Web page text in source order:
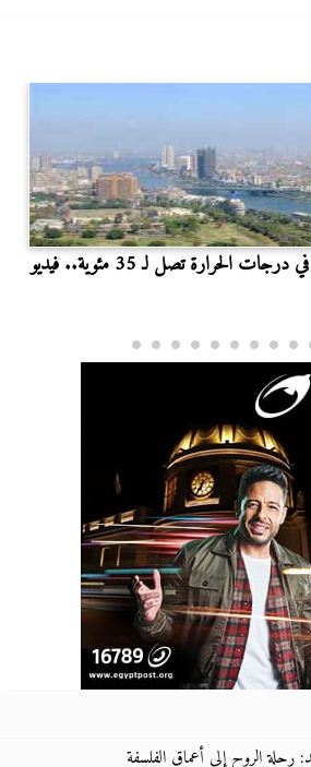
الحرارة تصل لـ 35 مئوية.. فيديو
رحلة الروح إلى أعماق الفلسفة